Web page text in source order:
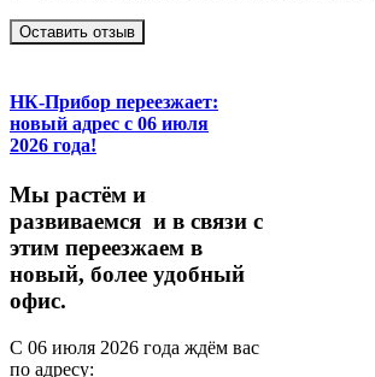
Оставить отзыв
НК-Прибор переезжает:
новый адрес с 06 июля
2026 года!
Мы растём и
развиваемся и в связи с
этим переезжаем в
новый, более удобный
офис.
С 06 июля 2026 года ждём вас
по адресу: